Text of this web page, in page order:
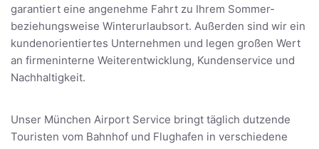
garantiert eine angenehme Fahrt zu Ihrem Sommer-
beziehungsweise Winterurlaubsort. Außerden sind wir ein
kundenorientiertes Unternehmen und legen großen Wert
an firmeninterne Weiterentwicklung, Kundenservice und
Nachhaltigkeit.
Unser München Airport Service bringt täglich dutzende
Touristen vom Bahnhof und Flughafen in verschiedene